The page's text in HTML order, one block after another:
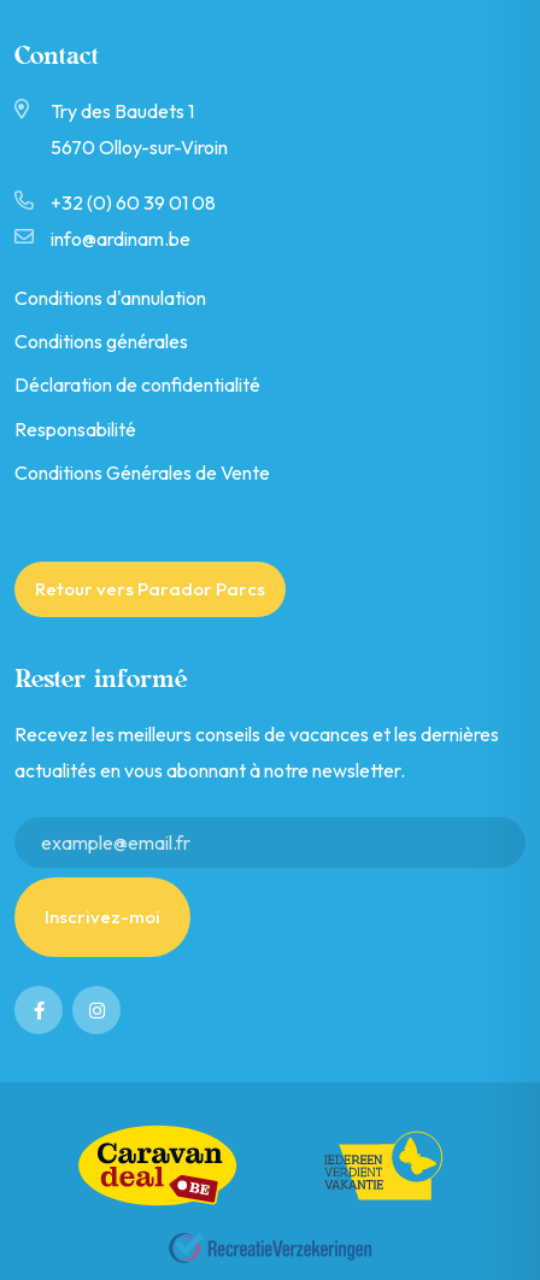
Contact
Try des Baudets 1
5670 Olloy-sur-Viroin
+32 (0) 60 39 01 08
info@ardinam.be
Conditions d'annulation
Conditions générales
Déclaration de confidentialité
Responsabilité
Conditions Générales de Vente
Retour vers Parador Parcs
Rester informé
Recevez les meilleurs conseils de vacances et les dernières
actualités en vous abonnant à notre newsletter.
Inscrivez-moi